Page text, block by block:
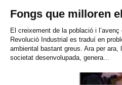
Fongs que milloren
El creixement de la població i
Revolució Industrial es traduí en
ambiental bastant greus. Ara per ara,
societat desenvolupada, genera...